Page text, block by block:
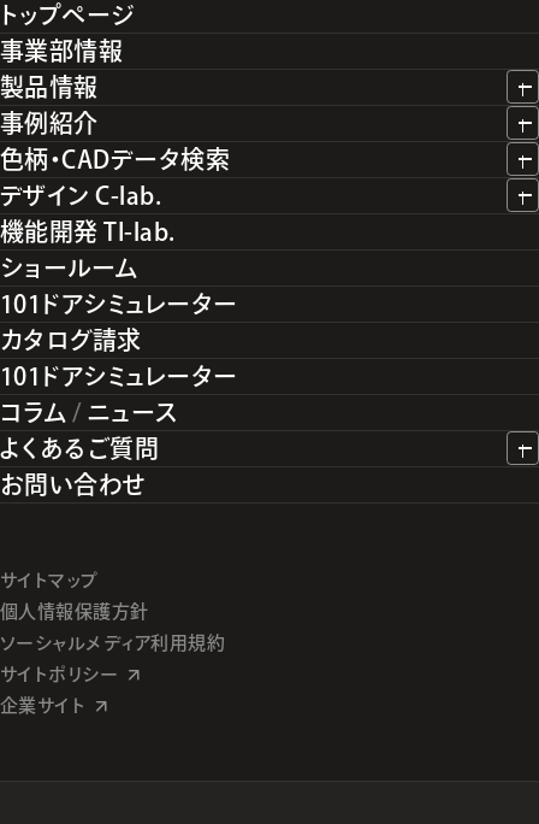
トップページ
事業部情報
製品情報
事例紹介
色柄・CADデータ検索
デザイン C-lab.
機能開発 TI-lab.
ショールーム
101ドアシミュレーター
カタログ請求
101ドアシミュレーター
コラム / ニュース
よくあるご質問
お問い合わせ
サイトマップ
個人情報保護方針
ソーシャルメディア利用規約
サイトポリシー
企業サイト